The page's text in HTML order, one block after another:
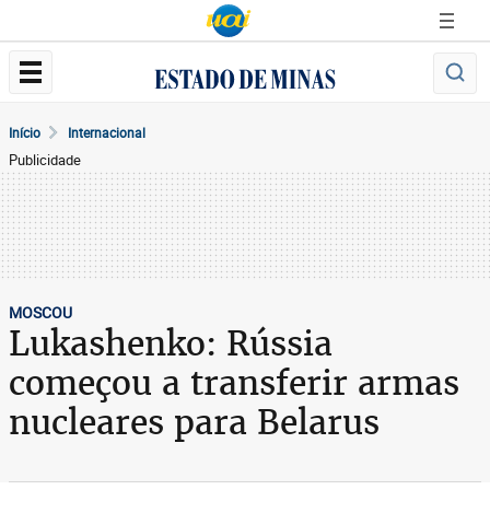
Início Internacional
Publicidade
MOSCOU
Lukashenko: Rússia
começou a transferir armas
nucleares para Belarus